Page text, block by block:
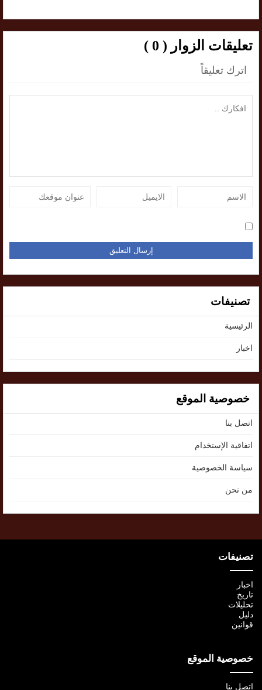
تعليقات الزوار ( 0 )
اترك تعليقاً
تصنيفات
الرئيسية
اخبار
خصوصية الموقع
اتصل بنا
اتفاقية الإستخدام
سياسة الخصوصية
من نحن
تصنيفات
اخبار
تاريخ
تحليلات
دليل
قوانين
خصوصية الموقع
اتصل بنا